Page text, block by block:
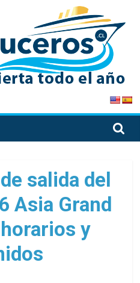
salida del
Asia Grand
y